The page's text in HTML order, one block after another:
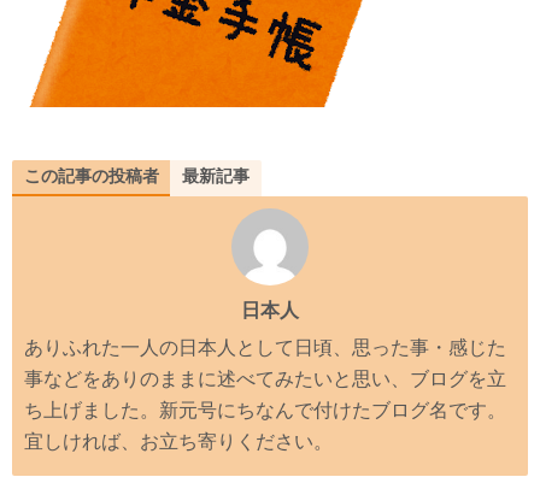
この記事の投稿者 最新記事
日本人
ありふれた一人の日本人として日頃、思った事・感じた
事などをありのままに述べてみたいと思い、ブログを立
ち上げました。新元号にちなんで付けたブログ名です。
宜しければ、お立ち寄りください。